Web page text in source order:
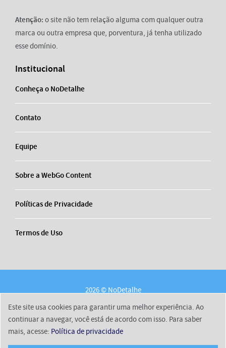
Atenção: o site não tem relação alguma com qualquer outra
marca ou outra empresa que, porventura, já tenha utilizado
esse domínio.
Institucional
Conheça o NoDetalhe
Contato
Equipe
Sobre a WebGo Content
Políticas de Privacidade
Termos de Uso
2026 © NoDetalhe
Sobre a WebGo Content
Políticas de Privacidade
Termos de Uso
Este site usa cookies para garantir uma melhor experiência. Ao
continuar a navegar, você está de acordo com isso. Para saber
mais, acesse: Política de privacidade